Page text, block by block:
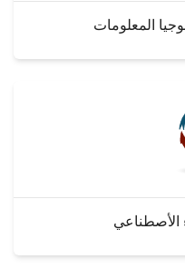
المعلومات
الأصطناعي